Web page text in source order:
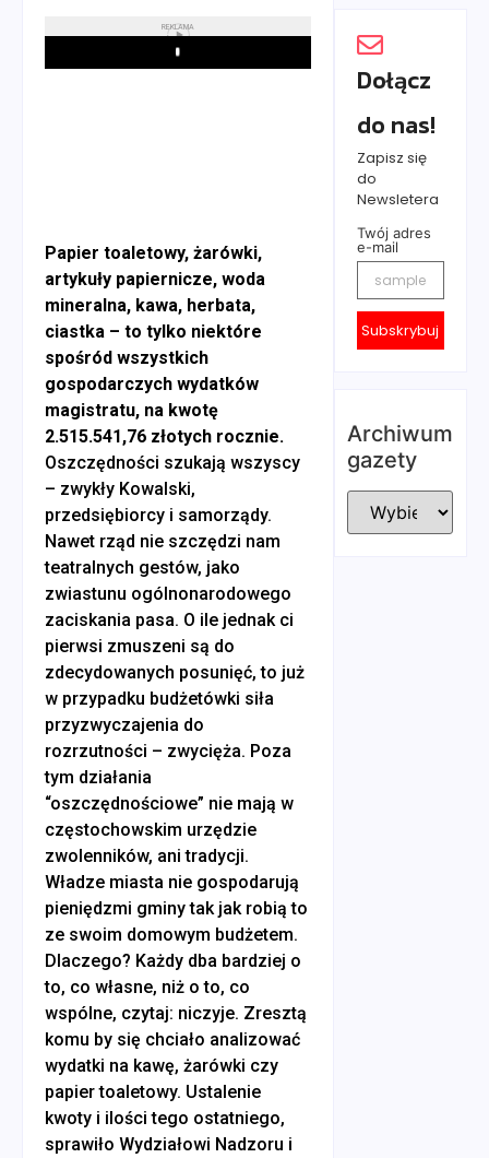
REKLAMA
Play
Papier toaletowy, żarówki,
artykuły papiernicze, woda
mineralna, kawa, herbata,
ciastka – to tylko niektóre
spośród wszystkich
gospodarczych wydatków
magistratu, na kwotę
2.515.541,76 złotych rocznie.
Oszczędności szukają wszyscy
– zwykły Kowalski,
przedsiębiorcy i samorządy.
Nawet rząd nie szczędzi nam
teatralnych gestów, jako
zwiastunu ogólnonarodowego
zaciskania pasa. O ile jednak ci
pierwsi zmuszeni są do
zdecydowanych posunięć, to już
w przypadku budżetówki siła
przyzwyczajenia do
rozrzutności – zwycięża. Poza
tym działania
“oszczędnościowe” nie mają w
częstochowskim urzędzie
zwolenników, ani tradycji.
Władze miasta nie gospodarują
pieniędzmi gminy tak jak robią to
ze swoim domowym budżetem.
Dlaczego? Każdy dba bardziej o
to, co własne, niż o to, co
wspólne, czytaj: niczyje. Zresztą
komu by się chciało analizować
wydatki na kawę, żarówki czy
papier toaletowy. Ustalenie
kwoty i ilości tego ostatniego,
sprawiło Wydziałowi Nadzoru i
Dołącz
do nas!
Zapisz się
do
Newsletera
Twój adres
e-mail
Subskrybuj
Archiwum
gazety